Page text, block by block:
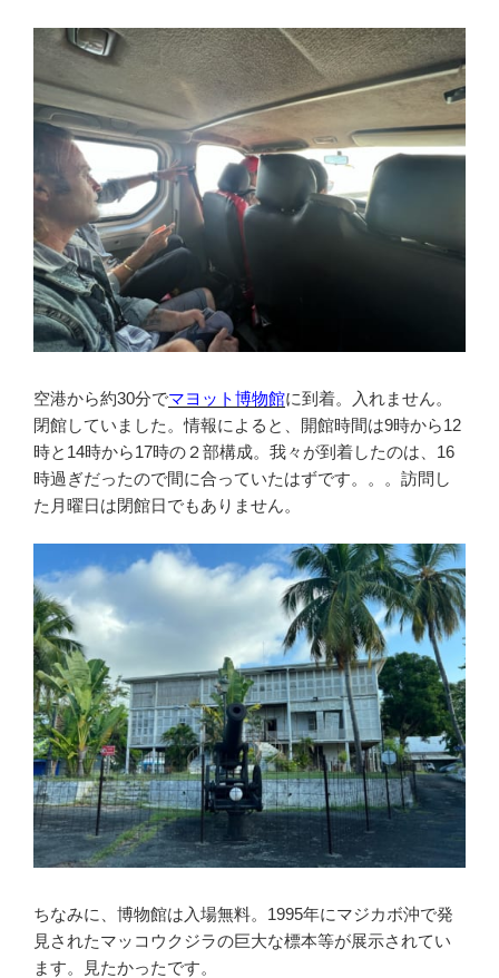
空港から約30分でマヨット博物館に到着。入れません。
閉館していました。情報によると、開館時間は9時から12
時と14時から17時の２部構成。我々が到着したのは、16
時過ぎだったので間に合っていたはずです。。。訪問し
た月曜日は閉館日でもありません。
ちなみに、博物館は入場無料。1995年にマジカボ沖で発
見されたマッコウクジラの巨大な標本等が展示されてい
ます。見たかったです。